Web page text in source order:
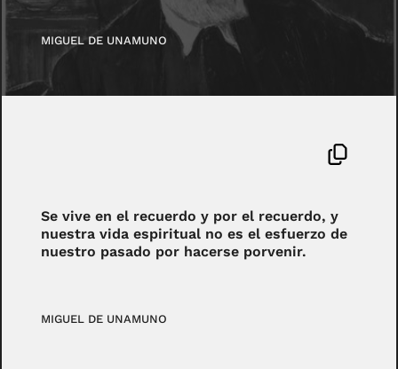
MIGUEL DE UNAMUNO
Se vive en el recuerdo y por el recuerdo, y
nuestra vida espiritual no es el esfuerzo de
nuestro pasado por hacerse porvenir.
MIGUEL DE UNAMUNO